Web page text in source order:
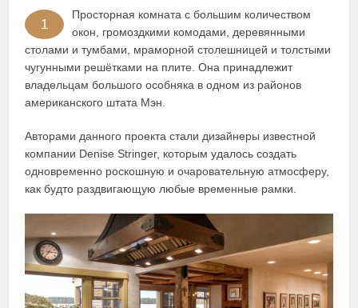
1
Просторная комната с большим количеством
окон, громоздкими комодами, деревянными
столами и тумбами, мраморной столешницей и толстыми
чугунными решётками на плите. Она принадлежит
владельцам большого особняка в одном из районов
американского штата Мэн.
Авторами данного проекта стали дизайнеры известной
компании Denise Stringer, которым удалось создать
одновременно роскошную и очаровательную атмосферу,
как будто раздвигающую любые временные рамки.